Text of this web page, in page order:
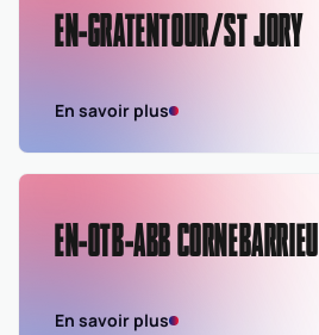
EN-GRATENTOUR/ST JORY
En savoir plus
EN-OTB-ABB CORNEBARRIEU
En savoir plus